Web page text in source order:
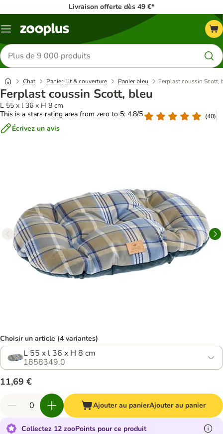
Livraison offerte dès 49 €*
Menu
Rechercher
des
produits
Chat Panier, lit & couverture Panier bleu Ferplast coussin Scott,
Ferplast coussin Scott, bleu
L 55 x l 36 x H 8 cm
This is a stars rating area from zero to 5: 4.8/5
(40)
Écrivez un avis
Choisir un article (4 variantes)
L 55 x l 36 x H 8 cm
1858349.0
11,69 €
Ajouter au panierAjouter au panier
Collectez 12 zooPoints pour ce produit